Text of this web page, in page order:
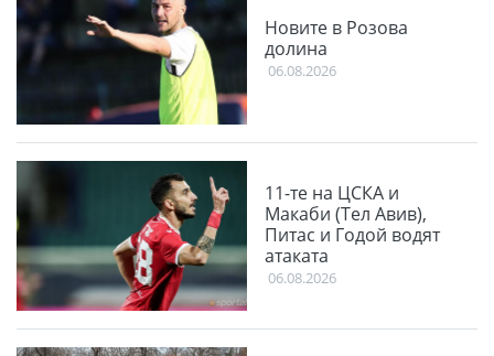
Новите в Розова
долина
06.08.2026
11-те на ЦСКА и
Макаби (Тел Авив),
Питас и Годой водят
атаката
06.08.2026